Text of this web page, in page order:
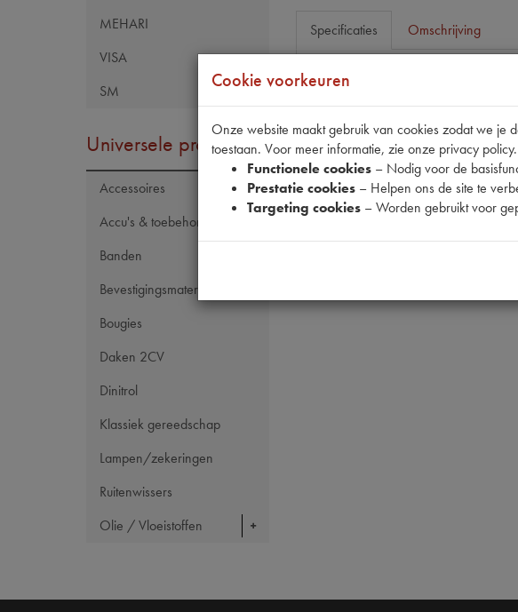
MEHARI
VISA
SM
Universele producten
Accessoires
Accu's & toebehoren
Banden
Bevestigingsmateriaal
Bougies
Daken 2CV
Dinitrol
Klassiek gereedschap
Lampen/zekeringen
Ruitenwissers
Olie / Vloeistoffen
Specificaties Omschrijving
Model Citroën
Model Peugeot
Tecdoc brandnummer
Codes
Maten
Cookie voorkeuren
Onze website maakt gebruik van cookies zodat we je
toestaan. Voor meer informatie, zie onze privacy policy.
Functionele cookies – Nodig voor de
Prestatie cookies – Helpen ons de site te
Targeting cookies – Worden gebruikt voor